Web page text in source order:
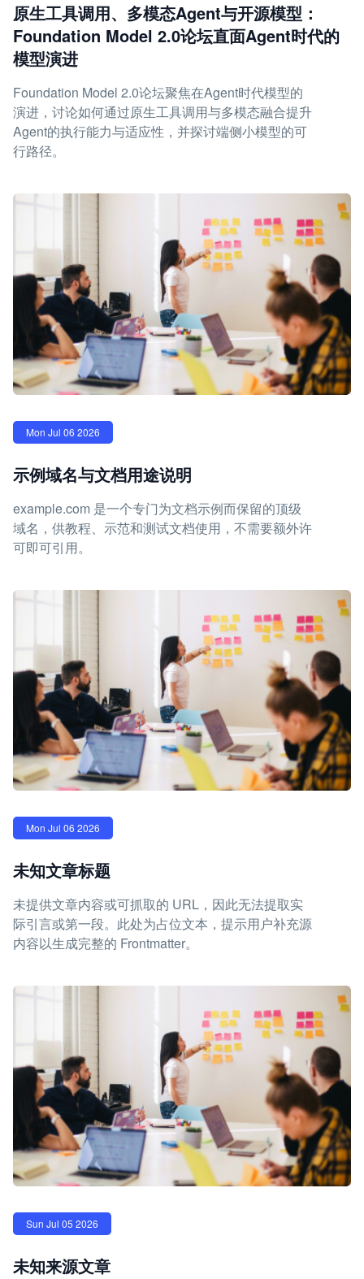
原生工具调用、多模态Agent与开源模型：
Foundation Model 2.0论坛直面Agent时代的
模型演进
Foundation Model 2.0论坛聚焦在Agent时代模型的
演进，讨论如何通过原生工具调用与多模态融合提升
Agent的执行能力与适应性，并探讨端侧小模型的可
行路径。
Mon Jul 06 2026
示例域名与文档用途说明
example.com 是一个专门为文档示例而保留的顶级
域名，供教程、示范和测试文档使用，不需要额外许
可即可引用。
Mon Jul 06 2026
未知文章标题
未提供文章内容或可抓取的 URL，因此无法提取实
际引言或第一段。此处为占位文本，提示用户补充源
内容以生成完整的 Frontmatter。
Sun Jul 05 2026
未知来源文章